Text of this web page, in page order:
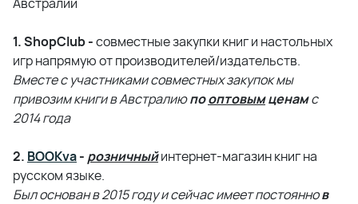
1.ShopClub -совместные закупки книг и настольных
игр напрямую от производителей/издательств.
Вместе с участниками совместных закупок мы
привозим книги в Австралиюпооптовымценамс
2014 года
2. BOOKva- розничныйинтернет-магазин книг на
русском языке.
Был основан в 2015 году и сейчас имеет постояннов